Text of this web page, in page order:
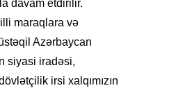
davam etdirilir.
maraqlara və
Azərbaycan
siyasi iradəsi,
irsi xalqımızın